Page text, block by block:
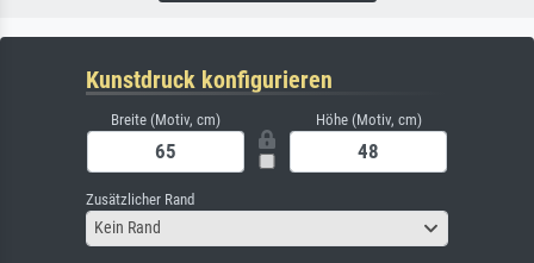
Kunstdruck konfigurieren
Breite (Motiv, cm) Höhe (Motiv, cm)
Zusätzlicher Rand
Kein Rand